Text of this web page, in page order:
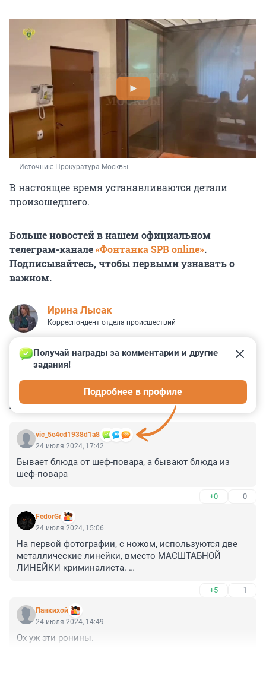
Источник: Прокуратура Москвы
В настоящее время устанавливаются детали
произошедшего.
Больше новостей в нашем официальном
телеграм-канале«Фонтанка SPB online».
Подписывайтесь, чтобы первыми узнавать о
важном.
Ирина Лысак
Корреспондент отдела происшествий
КОММЕНТАРИИ 11
vic_5e4cd1938d1a8
Получай награды за комментарии и другие
задания!
Подробнее в профиле
24 июля 2024, 17:42
Бывает блюда от шеф-повара, а бывают блюда из
шеф-повара
+0 –0
FedorGr
24 июля 2024, 15:06
На первой фотографии, с ножом, используются две
металлические линейки, вместо МАСШТАБНОЙ
ЛИНЕЙКИ криминалиста.
преступления и показатель уровня оснащения
прокуратуры (подпись фото) принявшей фотографию.
Стыдоба.
+5 –1
Панкихой
24 июля 2024, 14:49
Ох уж эти ронины.